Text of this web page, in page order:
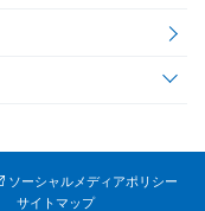
ソーシャルメディアポリシー
サイトマップ